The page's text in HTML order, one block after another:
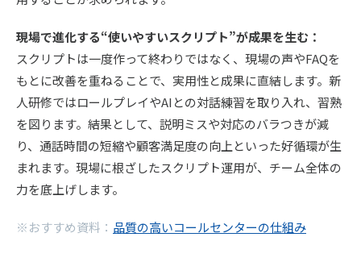
現場で進化する“使いやすいスクリプト”が成果を生む：
スクリプトは一度作って終わりではなく、現場の声やFAQを
もとに改善を重ねることで、実用性と成果に直結します。新
人研修ではロールプレイやAIとの対話練習を取り入れ、習熟
を図ります。結果として、説明ミスや対応のバラつきが減
り、通話時間の短縮や顧客満足度の向上といった好循環が生
まれます。現場に根ざしたスクリプト運用が、チーム全体の
力を底上げします。
※おすすめ資料： 品質の高いコールセンターの仕組み